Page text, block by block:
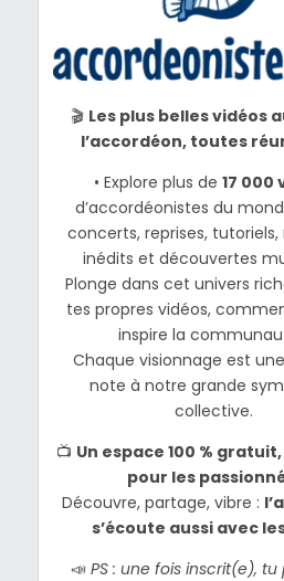
🎬 Les plus belles vidéos
l’accordéon, toutes
• Explore plus de17 000
d’accordéonistes du
concerts, reprises,
inédits et découvertes
Plonge dans cet univers
tes propres vidéos,
inspire la
Chaque visionnage est
note à notre grande
collective.
📺 Un espace 100 %
pour les
Découvre, partage, vibre :
s’écoute aussi avec
📣 PS : une fois inscrit(e), tu